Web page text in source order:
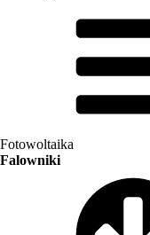
Fotowoltaika
Falowniki